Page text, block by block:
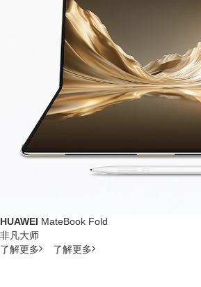
HUAWEI MateBook Fold
非凡大师
了解更多
了解更多